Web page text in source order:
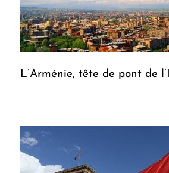
L’Arménie, tête de pont de